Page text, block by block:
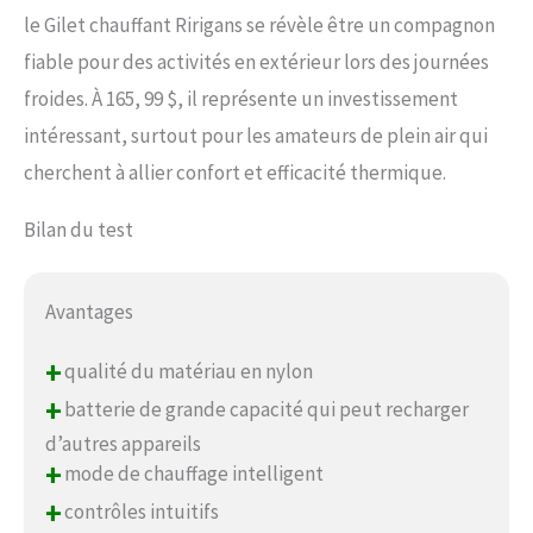
le Gilet chauffant Ririgans se révèle être un compagnon
fiable pour des activités en extérieur lors des journées
froides. À 165, 99 $, il représente un investissement
intéressant, surtout pour les amateurs de plein air qui
cherchent à allier confort et efficacité thermique.
Bilan du test
Avantages
+qualité du matériau en nylon
+batterie de grande capacité qui peut recharger
d’autres appareils
+mode de chauffage intelligent
+contrôles intuitifs